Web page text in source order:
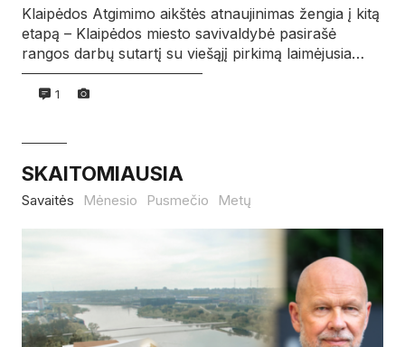
Klaipėdos Atgimimo aikštės atnaujinimas žengia į kitą
etapą – Klaipėdos miesto savivaldybė pasirašė
rangos darbų sutartį su viešąjį pirkimą laimėjusia…
1
SKAITOMIAUSIA
Savaitės Mėnesio Pusmečio Metų